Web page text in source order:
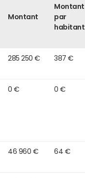
Montant
Montant
par
habitant
285 250 € 387 €
0 € 0 €
46 960 € 64 €